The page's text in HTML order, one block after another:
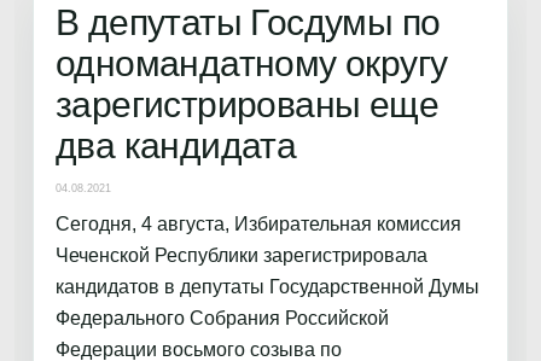
В депутаты Госдумы по
одномандатному округу
зарегистрированы еще
два кандидата
04.08.2021
Сегодня, 4 августа, Избирательная комиссия
Чеченской Республики зарегистрировала
кандидатов в депутаты Государственной Думы
Федерального Собрания Российской
Федерации восьмого созыва по